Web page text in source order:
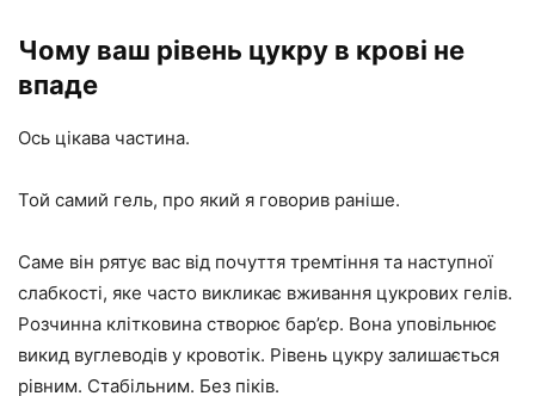
Чому ваш рівень цукру в крові не
впаде
Ось цікава частина.
Той самий гель, про який я говорив раніше.
Саме він рятує вас від почуття тремтіння та наступної
слабкості, яке часто викликає вживання цукрових гелів.
Розчинна клітковина створює бар’єр. Вона уповільнює
викид вуглеводів у кровотік. Рівень цукру залишається
рівним. Стабільним. Без піків.